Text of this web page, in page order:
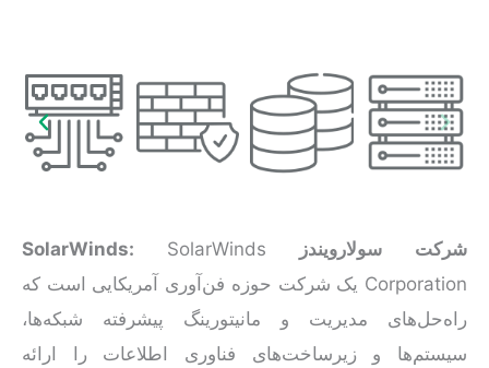
شرکت سولارویندز SolarWinds: SolarWinds
Corporation یک شرکت حوزه فن‌آوری آمریکایی است که
راه‌حل‌های مدیریت و مانیتورینگ پیشرفته شبکه‌ها،
سیستم‌ها و زیرساخت‌های فناوری اطلاعات را ارائه